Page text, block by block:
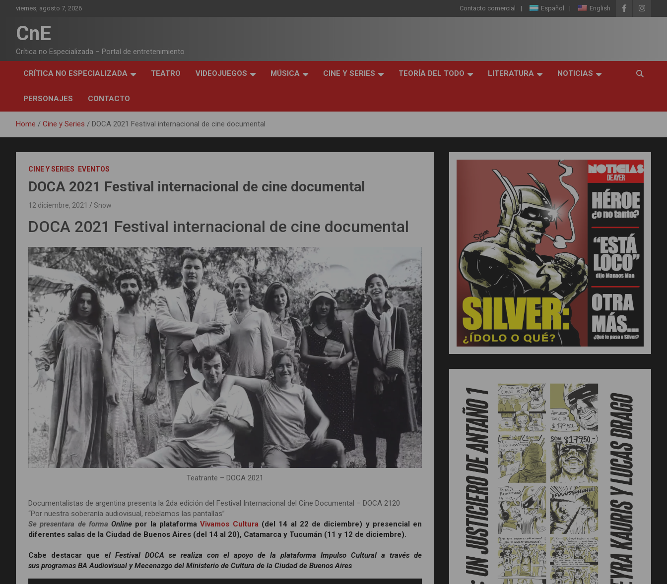
content
viernes, agosto 7, 2026 Contacto comercial Español English
CnE
Crítica no Especializada – Portal de entretenimiento
CRÍTICA NO ESPECIALIZADA TEATRO VIDEOJUEGOS MÚSICA CINE Y SERIES TEORÍA DEL TODO LITERATURA NOTICIAS
PERSONAJES CONTACTO
Home Cine y Series DOCA 2021 Festival internacional de cine documental
CINE Y SERIES EVENTOS
DOCA 2021 Festival internacional de cine documental
12 diciembre, 2021 Snow
DOCA 2021 Festival internacional de cine documental
Teatrante – DOCA 2021
Documentalistas de argentina presenta la 2da edición del Festival Internacional del Cine Documental – DOCA 2120
“Por nuestra soberanía audiovisual, rebelamos las pantallas”
Se presentara de forma Online por la plataformaVivamos Cultura(del 14 al 22 de diciembre) y presencial en
diferentes salas de la Ciudad de Buenos Aires (del 14 al 20), Catamarca y Tucumán (11 y 12 de diciembre).
Cabe destacar que el Festival DOCA se realiza con el apoyo de la plataforma Impulso Cultural a través de
sus programas BA Audiovisual y Mecenazgo del Ministerio de Cultura de la Ciudad de Buenos Aires